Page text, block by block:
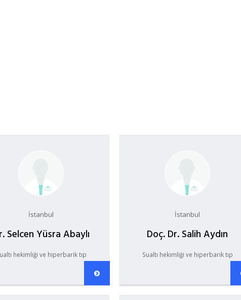
İstanbul
Selcen Yüsra Abaylı
hekimliği ve hiperbarik tıp
İstanbul
Doç. Dr. Salih Aydın
Sualtı hekimliği ve hiperbarik tıp